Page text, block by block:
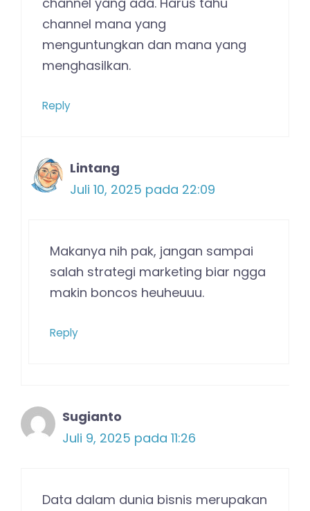
channel mana yang
menguntungkan dan mana yang
menghasilkan.
Reply
Lintang
Juli 10, 2025 pada 22:09
Makanya nih pak, jangan sampai
salah strategi marketing biar ngga
makin boncos heuheuuu.
Reply
Sugianto
Juli 9, 2025 pada 11:26
Data dalam dunia bisnis merupakan